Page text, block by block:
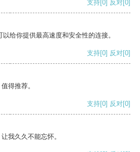
支持[0] 反对[0]
给你提供最高速度和安全性的连接。
支持[0] 反对[0]
得推荐。
支持[0] 反对[0]
我久久不能忘怀。